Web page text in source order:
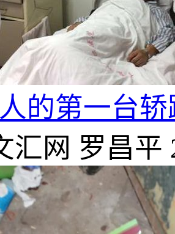
的第一台
汇网 罗昌平